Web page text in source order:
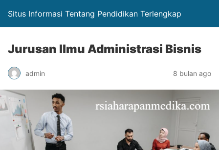
Situs Informasi Tentang Pendidikan Terlengkap
Jurusan Ilmu Administrasi Bisnis
admin 8 bulan ago